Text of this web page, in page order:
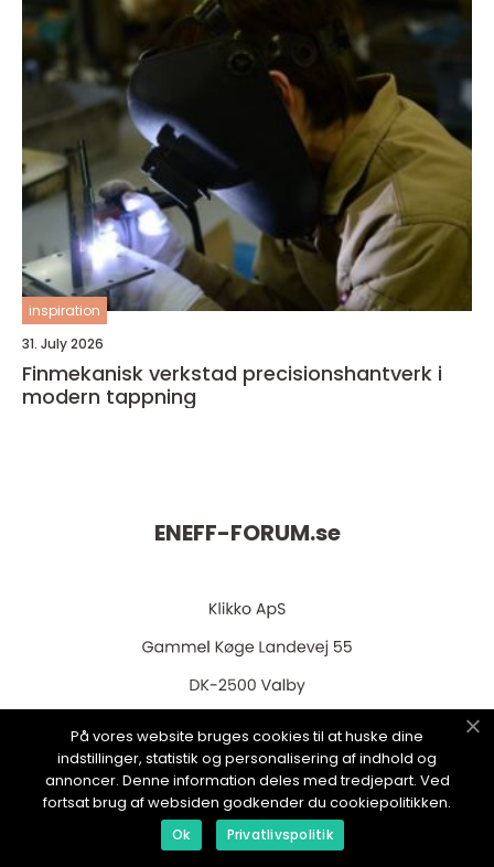
inspiration
31. July 2026
Finmekanisk verkstad precisionshantverk i
modern tappning
ENEFF-FORUM.se
web:www.klikko.dk
På vores website bruges cookies til at huske dine
indstillinger, statistik og personalisering af indhold og
annoncer. Denne information deles med tredjepart. Ved
fortsat brug af websiden godkender du cookiepolitikken.
Ok Privatlivspolitik